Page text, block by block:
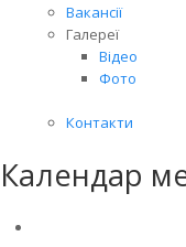
Вакансії
Галереї
Відео
Фото
Контакти
Календар